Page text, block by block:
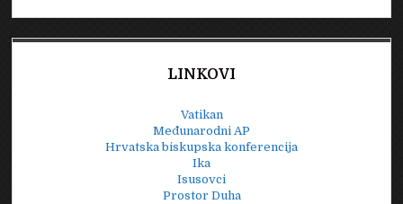
LINKOVI
Vatikan
Međunarodni AP
Hrvatska biskupska konferencija
Ika
Isusovci
Prostor Duha